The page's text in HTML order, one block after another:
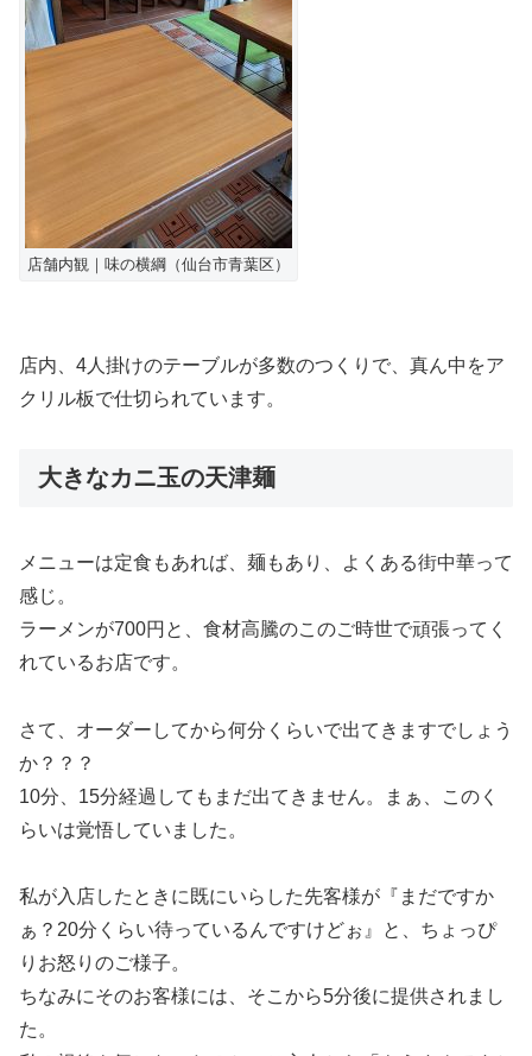
店舗内観｜味の横綱（仙台市青葉区）
店内、4人掛けのテーブルが多数のつくりで、真ん中をア
クリル板で仕切られています。
大きなカニ玉の天津麺
メニューは定食もあれば、麺もあり、よくある街中華って
感じ。
ラーメンが700円と、食材高騰のこのご時世で頑張ってく
れているお店です。
さて、オーダーしてから何分くらいで出てきますでしょう
か？？？
10分、15分経過してもまだ出てきません。まぁ、このく
らいは覚悟していました。
私が入店したときに既にいらした先客様が『まだですか
ぁ？20分くらい待っているんですけどぉ』と、ちょっぴ
りお怒りのご様子。
ちなみにそのお客様には、そこから5分後に提供されまし
た。